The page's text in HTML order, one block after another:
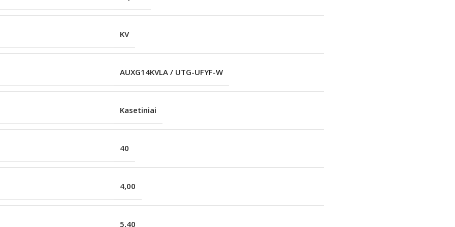
KV
AUXG14KVLA / UTG-UFYF-W
Kasetiniai
40
4,00
5,40